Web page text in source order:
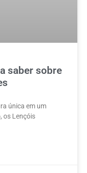
saber sobre
única em um
os Lençóis